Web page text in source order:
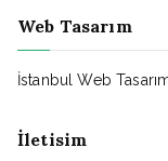
Web Tasarım
İstanbul Web
İletisim